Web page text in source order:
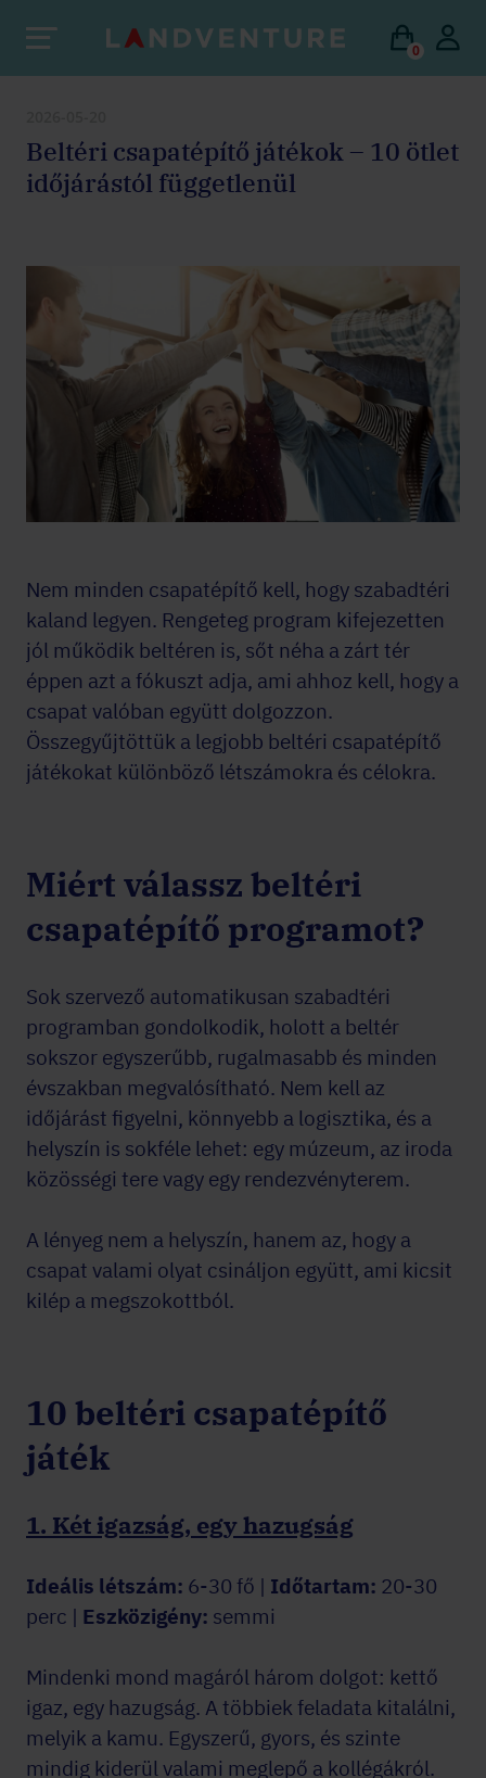
0
Beltéri csapatépítő játékok – 10 ötlet
időjárástól függetlenül
Nem minden csapatépítő kell, hogy szabadtéri
kaland legyen. Rengeteg program kifejezetten
jól működik beltéren is, sőt néha a zárt tér
éppen azt a fókuszt adja, ami ahhoz kell, hogy a
csapat valóban együtt dolgozzon.
Összegyűjtöttük a legjobb beltéri csapatépítő
játékokat különböző létszámokra és célokra.
Miért válassz beltéri
csapatépítő programot?
Sok szervező automatikusan szabadtéri
programban gondolkodik, holott a beltér
sokszor egyszerűbb, rugalmasabb és minden
évszakban megvalósítható. Nem kell az
időjárást figyelni, könnyebb a logisztika, és a
helyszín is sokféle lehet: egy múzeum, az iroda
közösségi tere vagy egy rendezvényterem.
A lényeg nem a helyszín, hanem az, hogy a
csapat valami olyat csináljon együtt, ami kicsit
kilép a megszokottból.
10 beltéri csapatépítő
játék
1. Két igazság, egy hazugság
Ideális létszám: 6-30 fő | Időtartam: 20-30
perc | Eszközigény: semmi
Mindenki mond magáról három dolgot: kettő
igaz, egy hazugság. A többiek feladata kitalálni,
melyik a kamu. Egyszerű, gyors, és szinte
mindig kiderül valami meglepő a kollégákról.